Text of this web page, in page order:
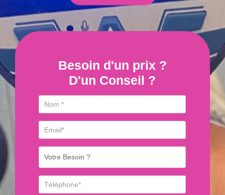
Besoin d'un prix ?
D'un Conseil ?